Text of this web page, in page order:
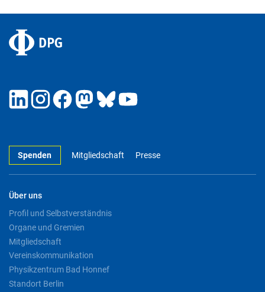
Spenden Mitgliedschaft Presse
Über uns
Profil und Selbstverständnis
Organe und Gremien
Mitgliedschaft
Vereinskommunikation
Physikzentrum Bad Honnef
Standort Berlin